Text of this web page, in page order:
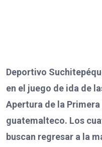
Deportivo
en el juego de ida de
Apertura de la
guatemalteco. Los
buscan regresar a la